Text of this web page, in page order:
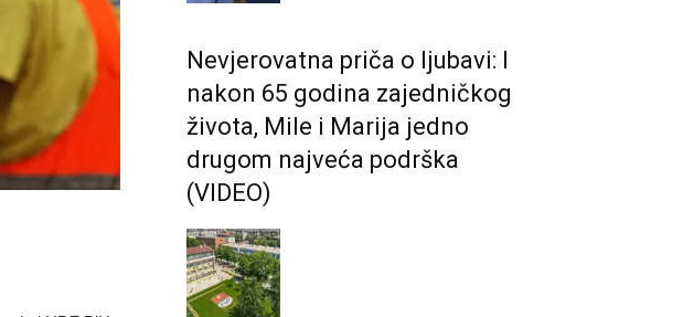
Nevjerovatna priča o ljubavi: I
nakon 65 godina zajedničkog
života, Mile i Marija jedno
drugom najveća podrška
(VIDEO)